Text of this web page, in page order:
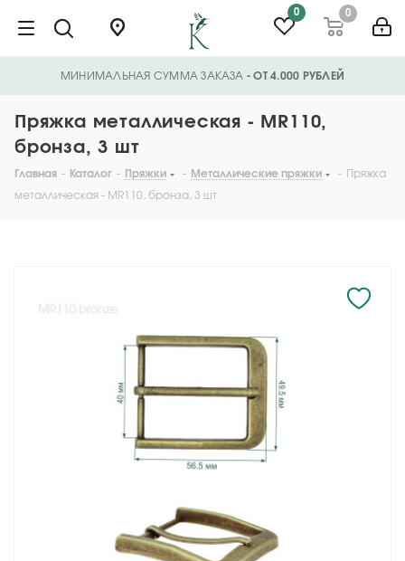
0 0
МИНИМАЛЬНАЯ СУММА ЗАКАЗА - ОТ 4.000 РУБЛЕЙ
Пряжка металлическая - MR110,
бронза, 3 шт
Главная - Каталог - Пряжки - Металлические пряжки - Пряжка
металлическая - MR110, бронза, 3 шт